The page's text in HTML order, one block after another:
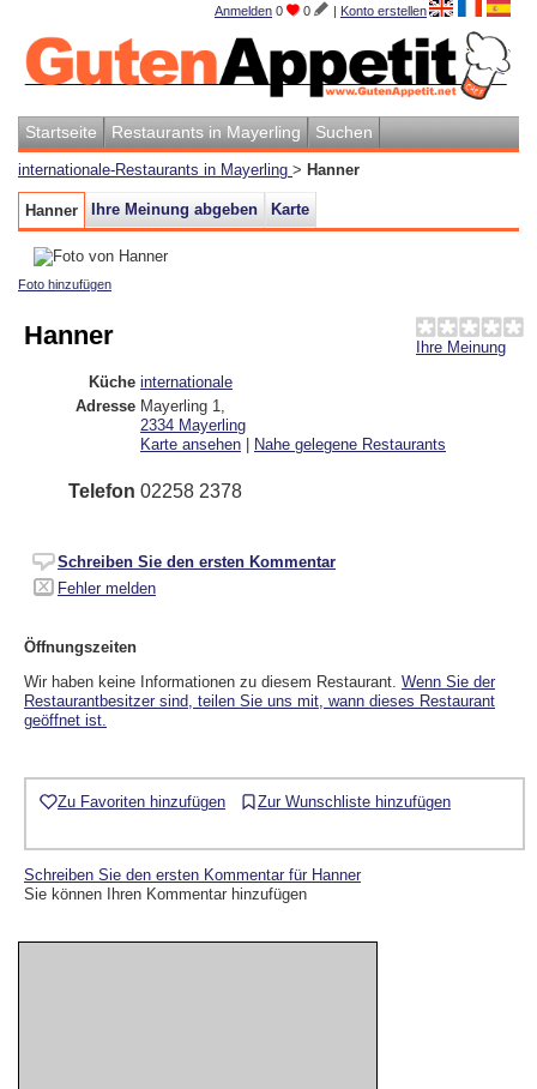
Anmelden 0 0 | Konto erstellen
Startseite Restaurants in Mayerling Suchen
internationale-Restaurants in Mayerling > Hanner
Hanner Ihre Meinung abgeben Karte
Foto hinzufügen
Ihre Meinung
Hanner
Küche internationale
Adresse Mayerling 1
2334 Mayerling
Karte ansehen | Nahe gelegene Restaurants
Telefon 02258 2378
Schreiben Sie den ersten Kommentar
Fehler melden
Öffnungszeiten
Wir haben keine Informationen zu diesem Restaurant. Wenn Sie der
Restaurantbesitzer sind, teilen Sie uns mit, wann dieses Restaurant
geöffnet ist.
Zu Favoriten hinzufügen Zur Wunschliste hinzufügen
Schreiben Sie den ersten Kommentar für Hanner
Sie können Ihren Kommentar hinzufügen